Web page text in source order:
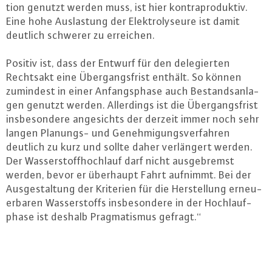
ti­on genutzt werden muss, ist hier kon­tra­pro­duk­tiv.
Eine hohe Aus­las­tung der Elek­tro­ly­seu­re ist damit
deutlich schwerer zu erreichen.
Positiv ist, dass der Entwurf für den de­le­gier­ten
Rechtsakt eine Über­gangs­frist enthält. So können
zumindest in einer An­fangs­pha­se auch Be­stands­an­la­
gen genutzt werden. Al­ler­dings ist die Über­gangs­frist
ins­be­son­de­re an­ge­sichts der derzeit immer noch sehr
langen Planungs- und Ge­neh­mi­gungs­ver­fah­ren
deutlich zu kurz und sollte daher ver­län­gert werden.
Der Was­ser­stoff­hoch­lauf darf nicht aus­ge­bremst
werden, bevor er überhaupt Fahrt aufnimmt. Bei der
Aus­ge­stal­tung der Kriterien für die Her­stel­lung er­neu­
er­ba­ren Was­ser­stoffs ins­be­son­de­re in der Hoch­lauf­
pha­se ist deshalb Prag­ma­tis­mus gefragt.“